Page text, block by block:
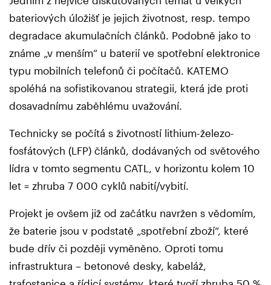
bateriových úložišť je jejich životnost, resp. tempo
degradace akumulačních článků. Podobně jako to
známe „v menším“ u baterií ve spotřební elektronice
typu mobilních telefonů či počítačů. KATEMO
spoléhá na sofistikovanou strategii, která jde proti
dosavadnímu zaběhlému uvažování.
Technicky se počítá s životností lithium-železo-
fosfátových (LFP) článků, dodávaných od světového
lídra v tomto segmentu CATL, v horizontu kolem 10
let = zhruba 7 000 cyklů nabití/vybití.
Projekt je ovšem již od začátku navržen s vědomím,
že baterie jsou v podstatě „spotřební zboží“, které
bude dřív či později vyměněno. Oproti tomu
infrastruktura – betonové desky, kabeláž,